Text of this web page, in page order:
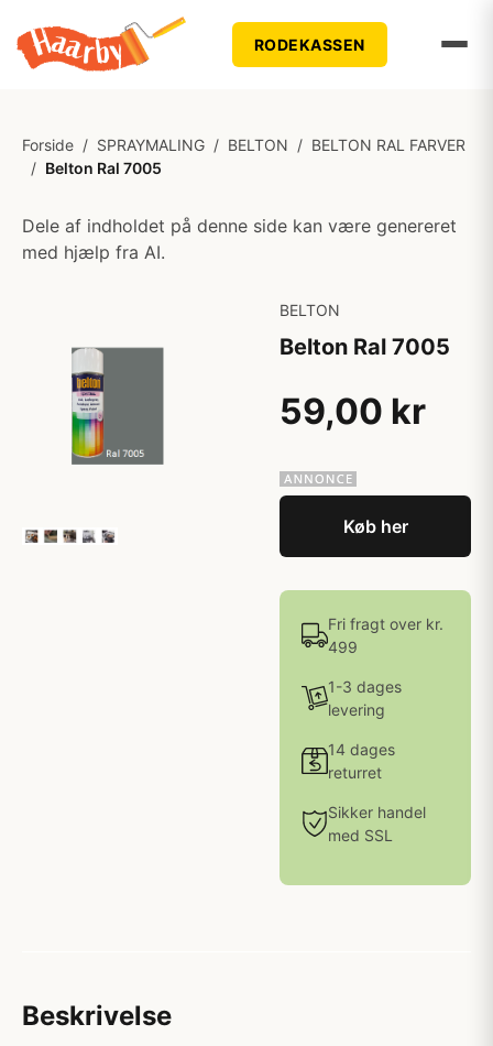
RODEKASSEN
Forside / SPRAYMALING / BELTON / BELTON RAL FARVER
/ Belton Ral 7005
Dele af indholdet på denne side kan være genereret
med hjælp fra AI.
BELTON
Belton Ral 7005
59,00 kr
Køb her
Fri fragt over kr.
499
1-3 dages
levering
14 dages
returret
Sikker handel
med SSL
Beskrivelse